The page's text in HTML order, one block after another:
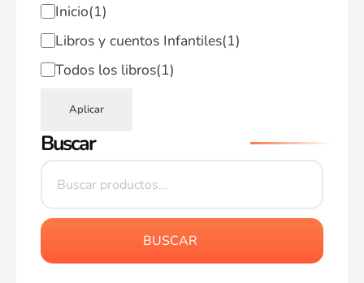
Inicio(1)
Libros y cuentos Infantiles(1)
Todos los libros(1)
Aplicar
Buscar
BUSCAR